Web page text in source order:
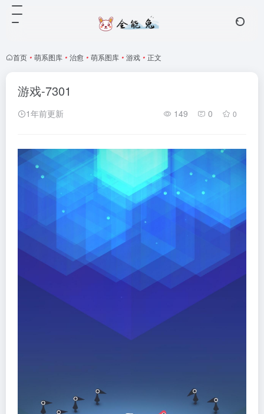
首页 • 萌系图库 • 治愈 • 萌系图库 • 游戏 • 正文
游戏-7301
1年前更新 149 0 0